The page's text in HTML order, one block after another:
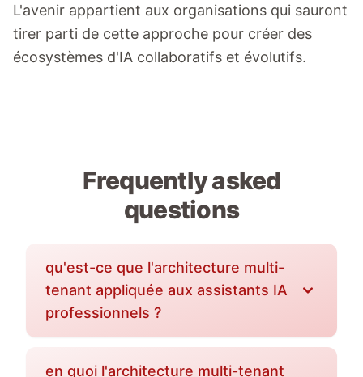
L'avenir appartient aux organisations qui sauront
tirer parti de cette approche pour créer des
écosystèmes d'IA collaboratifs et évolutifs.
Frequently asked
questions
qu'est-ce que l'architecture multi-
tenant appliquée aux assistants IA
professionnels ?
en quoi l'architecture multi-tenant